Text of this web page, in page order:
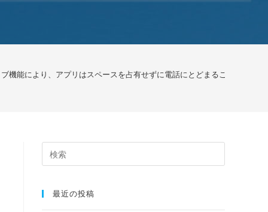
機能により、アプリはスペースを占有せずに電話にとどまることができ
最近の投稿